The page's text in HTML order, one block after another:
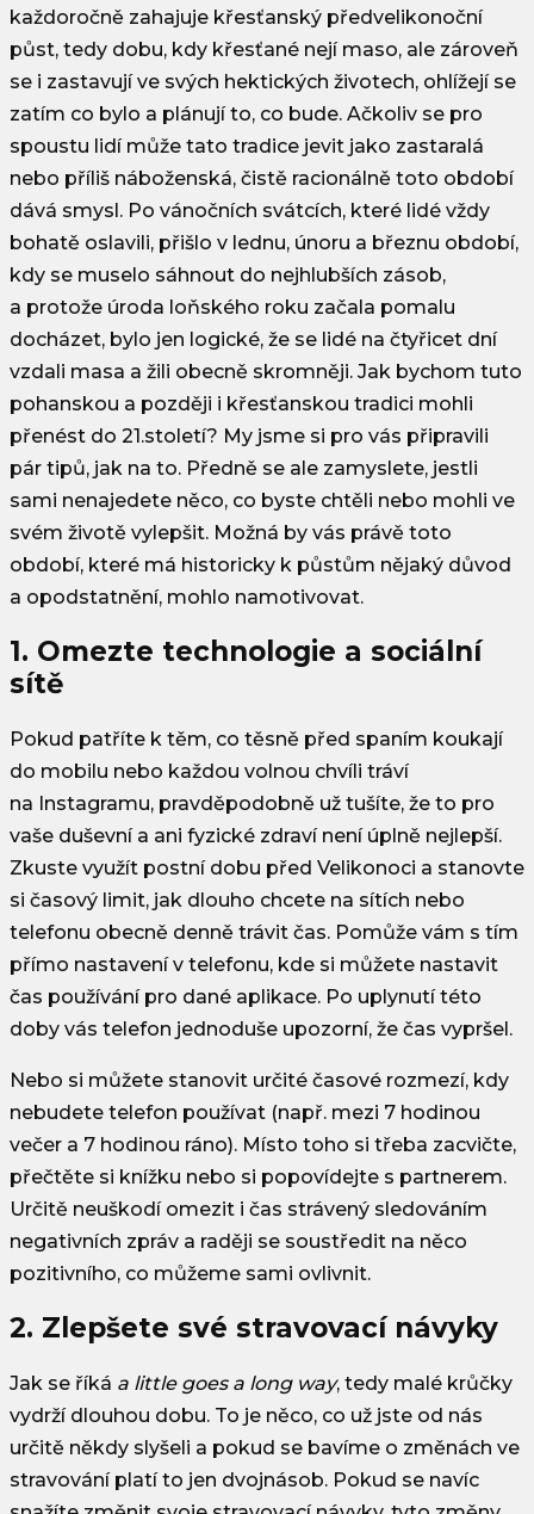
každoročně zahajuje křesťanský předvelikonoční
půst, tedy dobu, kdy křesťané nejí maso, ale zároveň
se i zastavují ve svých hektických životech, ohlížejí se
zatím co bylo a plánují to, co bude. Ačkoliv se pro
spoustu lidí může tato tradice jevit jako zastaralá
nebo příliš náboženská, čistě racionálně toto období
dává smysl. Po vánočních svátcích, které lidé vždy
bohatě oslavili, přišlo v lednu, únoru a březnu období,
kdy se muselo sáhnout do nejhlubších zásob,
a protože úroda loňského roku začala pomalu
docházet, bylo jen logické, že se lidé na čtyřicet dní
vzdali masa a žili obecně skromněji. Jak bychom tuto
pohanskou a později i křesťanskou tradici mohli
přenést do 21.století? My jsme si pro vás připravili
pár tipů, jak na to. Předně se ale zamyslete, jestli
sami nenajedete něco, co byste chtěli nebo mohli ve
svém životě vylepšit. Možná by vás právě toto
období, které má historicky k půstům nějaký důvod
a opodstatnění, mohlo namotivovat.
1. Omezte technologie a sociální
sítě
Pokud patříte k těm, co těsně před spaním koukají
do mobilu nebo každou volnou chvíli tráví
na Instagramu, pravděpodobně už tušíte, že to pro
vaše duševní a ani fyzické zdraví není úplně nejlepší.
Zkuste využít postní dobu před Velikonoci a stanovte
si časový limit, jak dlouho chcete na sítích nebo
telefonu obecně denně trávit čas. Pomůže vám s tím
přímo nastavení v telefonu, kde si můžete nastavit
čas používání pro dané aplikace. Po uplynutí této
doby vás telefon jednoduše upozorní, že čas vypršel.
Nebo si můžete stanovit určité časové rozmezí, kdy
nebudete telefon používat (např. mezi 7 hodinou
večer a 7 hodinou ráno). Místo toho si třeba zacvičte,
přečtěte si knížku nebo si popovídejte s partnerem.
Určitě neuškodí omezit i čas strávený sledováním
negativních zpráv a raději se soustředit na něco
pozitivního, co můžeme sami ovlivnit.
2. Zlepšete své stravovací návyky
Jak se říká a little goes a long way, tedy malé krůčky
vydrží dlouhou dobu. To je něco, co už jste od nás
určitě někdy slyšeli a pokud se bavíme o změnách ve
stravování platí to jen dvojnásob. Pokud se navíc